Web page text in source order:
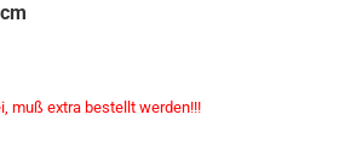
muß extra bestellt werden!!!